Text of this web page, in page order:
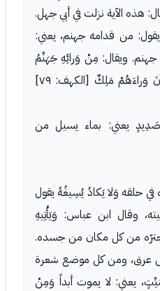
هذه الآية نزلت في أبي جهل.
من قدامه جهنم، يعني:
ويقال: مِنْ وَرائِهِ جَهَنَّمُ
يعني: أمامه. كقوله تعالى: وَكانَ وَراءَهُمْ مَلِكٌ [الكهف: ٧٩]
يعني: بماء يسيل من
في حلقه وَلا يَكادُ يُسِيغُهُ يقول
وقال ابن عباس: وَيَأْتِيهِ
من كل مكان من جسده.
عرق، ومن كل موضع شعرة
يعني: لا يموت أبداً وَمِنْ